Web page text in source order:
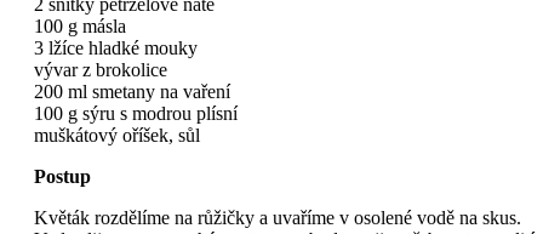
100 g másla
3 lžíce hladké mouky
vývar z brokolice
200 ml smetany na vaření
100 g sýru s modrou plísní
muškátový oříšek, sůl
Postup
Květák rozdělíme na růžičky a uvaříme v osolené vodě na skus.